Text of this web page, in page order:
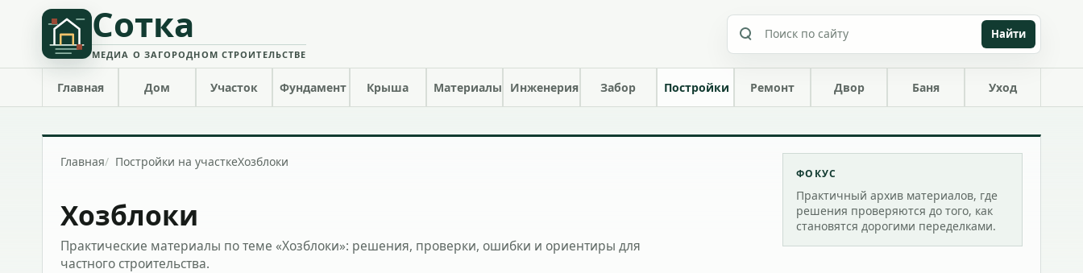
Сотка
МЕДИА О ЗАГОРОДНОМ СТРОИТЕЛЬСТВЕ
Найти
Главная Дом Участок Фундамент Крыша Материалы Инженерия Забор Постройки Ремонт Двор Баня Уход
Главная Постройки на участкеХозблоки
Хозблоки
Практические материалы по теме «Хозблоки»: решения, проверки, ошибки и ориентиры для
частного строительства.
ФОКУС
Практичный архив материалов, где
решения проверяются до того, как
становятся дорогими переделками.